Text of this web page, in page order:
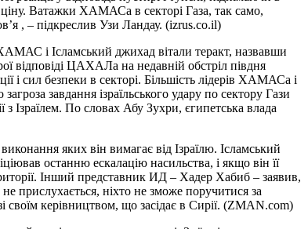
ціну. Ватажки ХАМАСа в секторі Газа, так само,
, – підкреслив Узи Ландау. (izrus.co.il)
і Ісламський джихад вітали теракт, назвавши
відповіді ЦАХАЛа на недавній обстріл півдня
і сил безпеки в секторі. Більшість лідерів ХАМАСа і
завдання ізраїльського удару по сектору Гази
Ізраїлем. По словах Абу Зухри, єгипетська влада
яких він вимагає від Ізраїлю. Ісламський
останню ескалацію насильства, і якщо він її
Інший представник ИД – Хадер Хабиб – заявив,
прислухається, ніхто не зможе поручитися за
своїм керівництвом, що засідає в Сирії. (ZMAN.com)